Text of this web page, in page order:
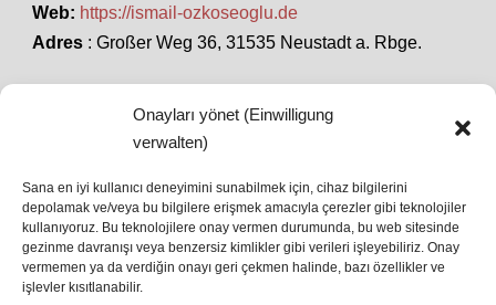
Onayları yönet (Einwilligung
verwalten)
Sana en iyi kullanıcı deneyimini sunabilmek için, cihaz bilgilerini
depolamak ve/veya bu bilgilere erişmek amacıyla çerezler gibi teknolojiler
kullanıyoruz. Bu teknolojilere onay vermen durumunda, bu web sitesinde
gezinme davranışı veya benzersiz kimlikler gibi verileri işleyebiliriz. Onay
vermemen ya da verdiğin onayı geri çekmen halinde, bazı özellikler ve
işlevler kısıtlanabilir.
Web: https://ismail-ozkoseoglu.de
Adres : Großer Weg 36, 31535 Neustadt a. Rbge.
SON HABERLER
İstanbul’da Avrupa Ligi Finali: Freiburg ve Aston
Villa Boğaz’da Tarih Yazmaya Hazırlanıyor
08 May 2026